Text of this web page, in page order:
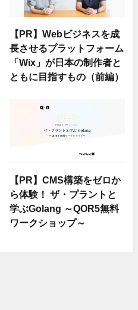
【PR】Webビジネスを成
長させるプラットフォーム
「Wix」が日本の制作者と
ともに目指すもの（前編）
【PR】CMS構築をゼロか
ら体験！ ザ・プラントと
学ぶGolang ～QOR5無料
ワークショップ～